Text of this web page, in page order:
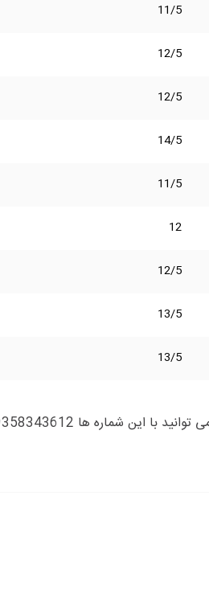
11/5
12/5
12/5
14/5
11/5
12
12/5
13/5
13/5